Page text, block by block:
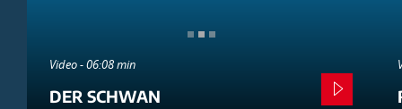
Video - 06:08 min
DER SCHWAN